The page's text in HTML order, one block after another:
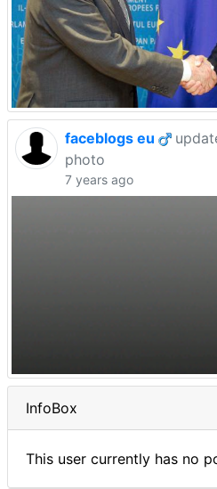
faceblogs eu
photo
7 years ago
InfoBox
This user currently has no